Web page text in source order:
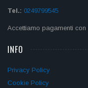
Tel.: 0249799545
Accettiamo pagamenti con
INFO
Privacy Policy
Cookie Policy